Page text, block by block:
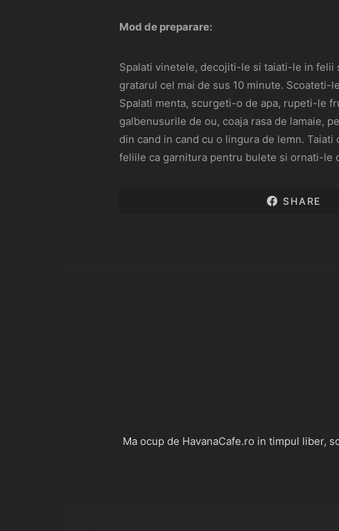
Mod de preparare:
Spalati vinetele, decojiti-le si taiati-le in felii
gratarul cel mai de sus 10 minute.
Spalati menta, scurgeti-o de apa, rupeti-le
galbenusurile de ou, coaja rasa de lamaie,
din cand in cand cu o lingura de lemn.
feliile ca garnitura pentru bulete si ornati-le
SHARE
Ma ocup de HavanaCafe.ro in timpul liber,